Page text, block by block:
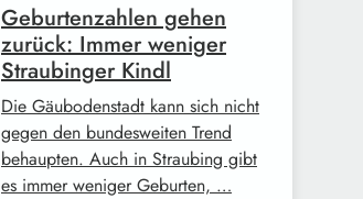
Geburtenzahlen gehen
zurück: Immer weniger
Straubinger Kindl
Die Gäubodenstadt kann sich nicht
gegen den bundesweiten Trend
behaupten. Auch in Straubing gibt
es immer weniger Geburten, …